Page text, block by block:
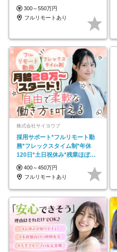
300～550万円
フルリモートあり
株式会社サイヨウブ
採用サポート*フルリモート勤
務*フレックスタイム制*年休
120日*土日祝休み*残業ほぼな
し*育児中社員8割以上
400～450万円
フルリモートあり